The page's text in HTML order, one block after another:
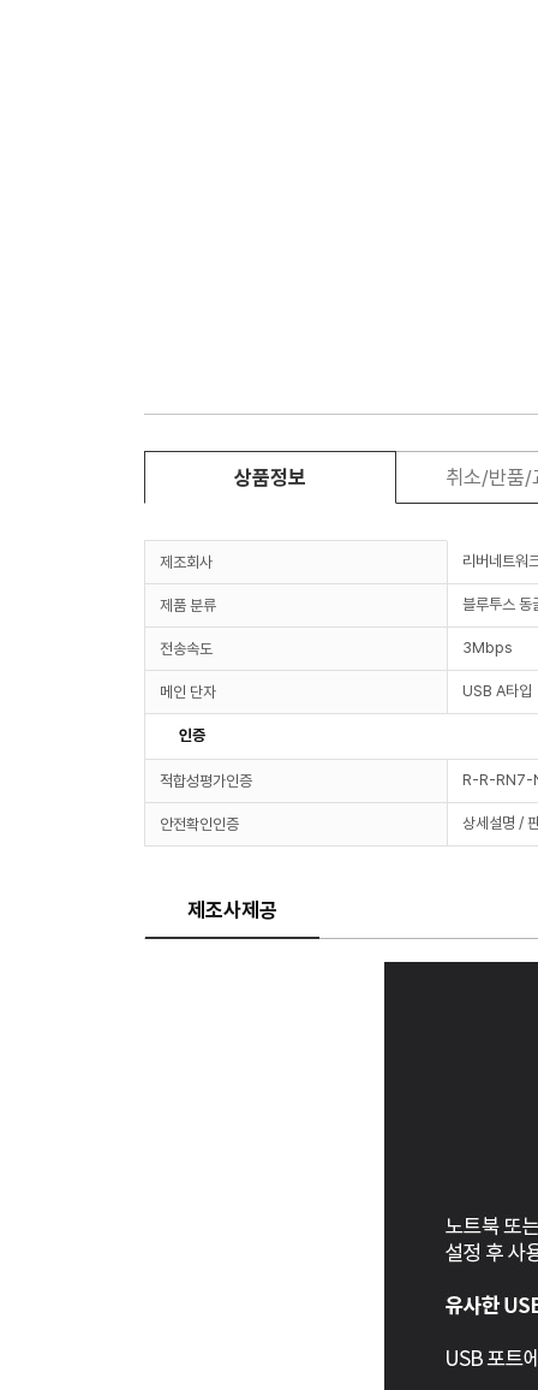
상품정보 취소/반품/
제조회사 리버네트워
제품 분류 블루투스 동
전송속도 3Mbps
메인 단자 USB A타입
인증
적합성평가인증 R-R-
안전확인인증 상세설명 /
제조사제공